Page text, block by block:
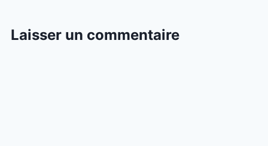
Laisser un commentaire